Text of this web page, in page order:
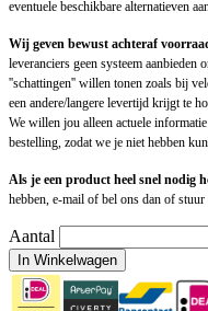
eventuele beschikbare alternatieven
Wij geven bewust achteraf
leveranciers geen systeem
''schattingen'' willen tonen zoals bij
een andere/langere levertijd krijgt te
We willen jou alleen actuele
bestelling, zodat we je niet hebben
Als je een product heel snel nodig
hebben, e-mail of bel ons dan of
Aantal
In Winkelwagen